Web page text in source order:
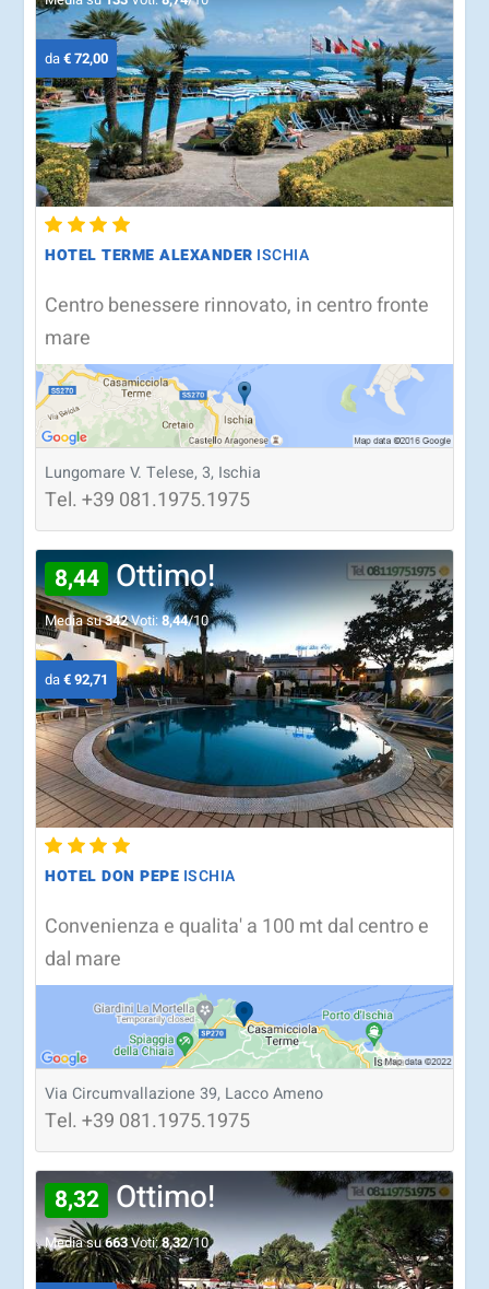
da€ 72,00
HOTEL TERME ALEXANDER ISCHIA
Centro benessere rinnovato, in centro fronte
mare
Lungomare V. Telese, 3, Ischia
Tel.+39 081.1975.1975
8,44 Ottimo!
Media su342Voti:8,44/10
da€ 92,71
HOTEL DON PEPE ISCHIA
Convenienza e qualita' a 100 mt dal centro e
dal mare
Via Circumvallazione 39, Lacco Ameno
Tel.+39 081.1975.1975
8,32 Ottimo!
Media su663Voti:8,32/10